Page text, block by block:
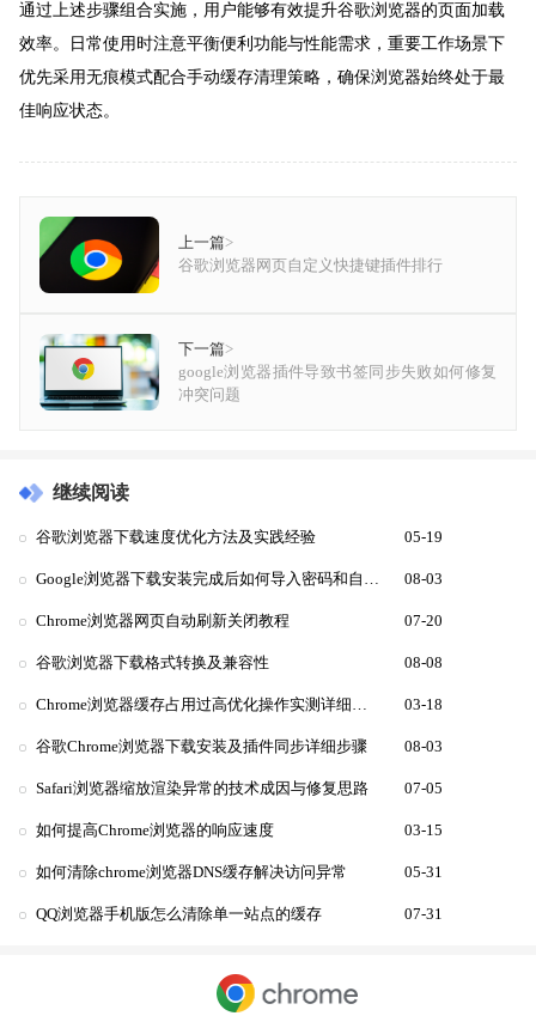
通过上述步骤组合实施，用户能够有效提升谷歌浏览器的页面加载
效率。日常使用时注意平衡便利功能与性能需求，重要工作场景下
优先采用无痕模式配合手动缓存清理策略，确保浏览器始终处于最
佳响应状态。
上一篇>
谷歌浏览器网页自定义快捷键插件排行
下一篇>
google浏览器插件导致书签同步失败如何修复
冲突问题
继续阅读
谷歌浏览器下载速度优化方法及实践经验 05-19
Google浏览器下载安装完成后如何导入密码和自动填充数据 08-03
Chrome浏览器网页自动刷新关闭教程 07-20
谷歌浏览器下载格式转换及兼容性 08-08
Chrome浏览器缓存占用过高优化操作实测详细报告详解 03-18
谷歌Chrome浏览器下载安装及插件同步详细步骤 08-03
Safari浏览器缩放渲染异常的技术成因与修复思路 07-05
如何提高Chrome浏览器的响应速度 03-15
如何清除chrome浏览器DNS缓存解决访问异常 05-31
QQ浏览器手机版怎么清除单一站点的缓存 07-31